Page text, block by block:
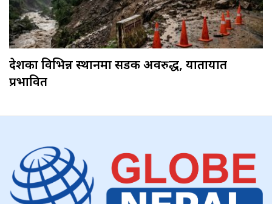
देशका विभिन्न स्थानमा सडक अवरुद्ध, यातायात
प्रभावित